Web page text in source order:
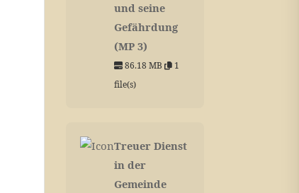
und seine
Gefährdung
(MP 3)
86.18 MB
1
file(s)
Treuer Dienst
in der
Gemeinde